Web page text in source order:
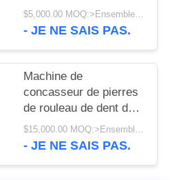
du moteur diesel 300
TPH d'usine de
$5,000.00 MOQ:>Ensembles =1
- JE NE SAIS PAS.
Machine de
concasseur de pierres
de rouleau de dent de
double petit pain et
broyeur de rouleau
$15,000.00 MOQ:>Ensembles =1
- JE NE SAIS PAS.